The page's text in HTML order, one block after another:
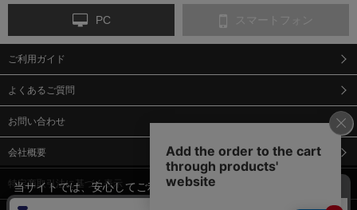
9-点字マット・タイ
PC スマートフォン
ご利用ガイド
よくあるご質問
お問い合わせ
会社概要
特定商取引法に基づく表示
当サイトでは、安心してご利用いただくため（なりすまし防止
等）、またサイトの利便性向上のため、クッキー(Cookie)を使用